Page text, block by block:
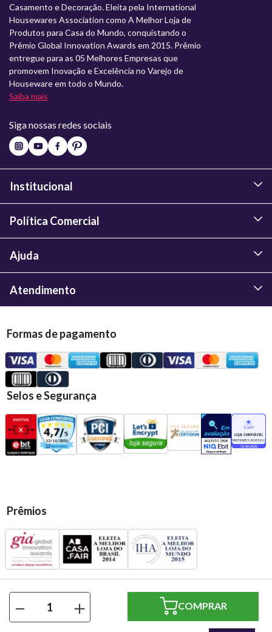
＋
－
Casamento e Decoração. Eleita pela International
Housewares Association como A Melhor Loja de
Produtos para Casa do Mundo, conquistando o
Prêmio Global Innovation Awards em 2015. Prêmio
entregue para as 05 Melhores Empresas que
promovem Inovação e Excelência no Varejo de
Houseware em todo o Mundo.
Saiba mais
Siga nossas redes sociais
Institucional
Política Comercial
Ajuda
Atendimento
Formas de pagamento
Selos e Segurança
Prêmios
Presentes Casa Rodriguez Ltda | CNPJ: 13.583.720/0001-79 | Rua:
Santo André, 569 - Vl. Assunção - Santo André/SP | CEP 09020-
230 | Todos os direitos reservados.